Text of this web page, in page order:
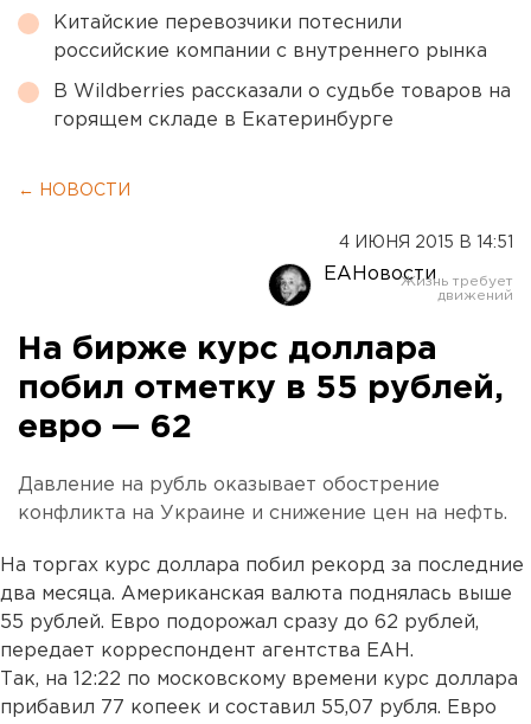
Китайские перевозчики потеснили
российские компании с внутреннего рынка
В Wildberries рассказали о судьбе товаров на
горящем складе в Екатеринбурге
← НОВОСТИ
4 ИЮНЯ 2015 В 14:51
ЕАНовости
На бирже курс доллара
побил отметку в 55 рублей,
евро — 62
Давление на рубль оказывает обострение
конфликта на Украине и снижение цен на нефть.
На торгах курс доллара побил рекорд за последние
два месяца. Американская валюта поднялась выше
55 рублей. Евро подорожал сразу до 62 рублей,
передает корреспондент агентства ЕАН.
Так, на 12:22 по московскому времени курс доллара
прибавил 77 копеек и составил 55,07 рубля. Евро